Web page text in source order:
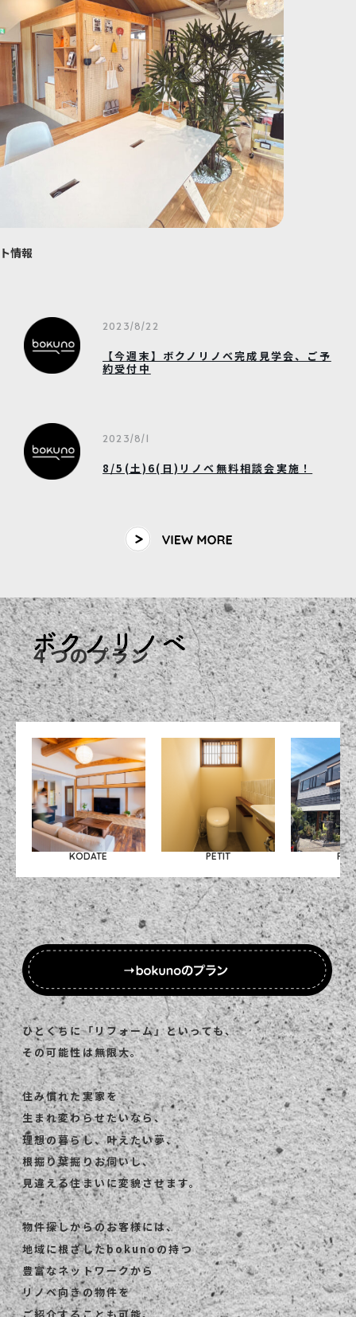
情報
2023/8/22
【今週末】ボクノリノベ完成見学会、ご予
約受付中
2023/8/1
8/5(土)6(日)リノベ無料相談会実施！
４つのプラン
KODATE PETIT
ひとくちに「リフォーム」といっても、
その可能性は無限大。
住み慣れた実家を
生まれ変わらせたいなら、
理想の暮らし、叶えたい夢、
根掘り葉掘りお伺いし、
見違える住まいに変貌させます。
物件探しからのお客様には、
地域に根ざしたbokunoの持つ
豊富なネットワークから
リノベ向きの物件を